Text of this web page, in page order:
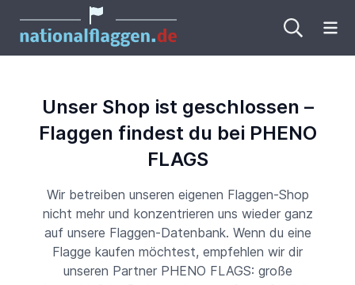
Unser Shop ist geschlossen –
Flaggen findest du bei PHENO
FLAGS
Wir betreiben unseren eigenen Flaggen-Shop
nicht mehr und konzentrieren uns wieder ganz
auf unsere Flaggen-Datenbank. Wenn du eine
Flagge kaufen möchtest, empfehlen wir dir
unseren Partner PHENO FLAGS: große